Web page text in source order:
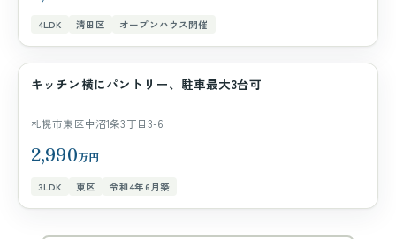
4LDK 清田区 オープンハウス開催
一戸建て
キッチン横にパントリー、駐車最大3台可
札幌市東区中沼1条3丁目3-6
2,990万円
3LDK 東区 令和4年6月築